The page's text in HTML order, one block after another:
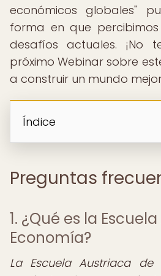
económicos globales"
forma en que
desafíos actuales. ¡No
próximo Webinar sobre
a construir un mundo
Índice
Preguntas
1. ¿Qué es la
Economía?
La Escuela Austriaca